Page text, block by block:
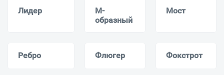
Лидер
М-
образный
Мост
Ребро Флюгер Фокстрот